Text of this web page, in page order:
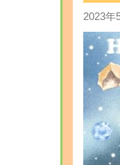
2023年